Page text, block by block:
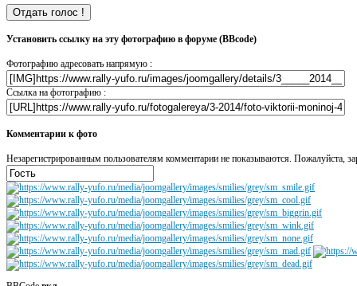
Установить ссылку на эту фотографию в форуме (BBcode)
Фотографию адресовать напрямую :
Ссылка на фотографию :
Комментарии к фото
Незарегистрированным пользователям комментарии не показываются. Пожалуйста,